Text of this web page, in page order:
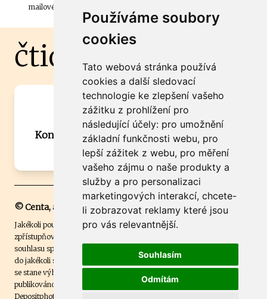
Používáme soubory
cookies
Tato webová stránka používá
cookies a další sledovací
technologie ke zlepšení vašeho
zážitku z prohlížení pro
následující účely: pro umožnění
základní funkčnosti webu, pro
lepší zážitek z webu, pro měření
vašeho zájmu o naše produkty a
služby a pro personalizaci
marketingových interakcí, chcete-
li zobrazovat reklamy které jsou
pro vás relevantnější.
Souhlasím
Odmítám
mailové schránky.
čtidoma.cz
Máte zajímavou informaci? Chcete
spolupracovat?
Kontaktujte šéfredaktora Martina Chalupu:
chalupa@ctidoma.cz
© Centa, a.s.
Jakékoli použití obsahu včetně převzetí, šíření či dalšího užití a
zpřístupňování textových či obrazových materiálů bez písemného
souhlasu společnosti Centa,a.s. je zakázáno. Čtenář svým přihlášením
do jakékoli soutěže na našem webu dává souhlas s tím, že v případě, že
se stane výhercem této soutěže, může být jeho jméno na webu
publikováno. Centa, a.s. využívala licenci ČTK a využívá fotografie z
Depositphotos